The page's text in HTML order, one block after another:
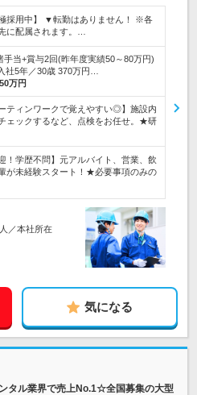
極採用中】 ▼転勤はありません！ ※各
に配属されます。…
手当+賞与2回(昨年度実績50～80万円)
社5年／30歳 370万円…
万円
ティンワークで覚えやすい◎】施設内
ェックするなど、点検をお任せ。★研
！学歴不問】元アルバイト、営業、飲
が未経験スタート！★必要事項のみの
／本社所在
気になる
タル業界で売上No.1☆全国募集の大型